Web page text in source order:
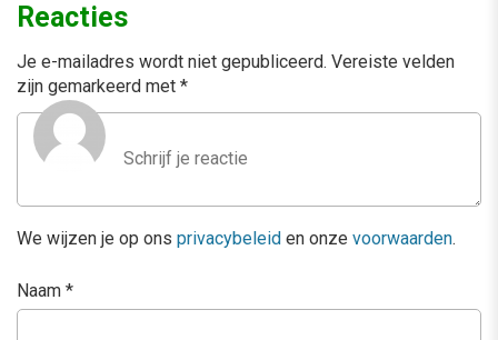
Reacties
Je e-mailadres wordt niet gepubliceerd. Vereiste velden
zijn gemarkeerd met *
We wijzen je op ons privacybeleid en onze voorwaarden.
Naam *